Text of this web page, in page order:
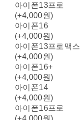
아이폰13프로
(+4,000원)
아이폰16
(+4,000원)
아이폰13프로맥스
(+4,000원)
아이폰16+
(+4,000원)
아이폰14
(+4,000원)
아이폰16프로
(+4,000원)